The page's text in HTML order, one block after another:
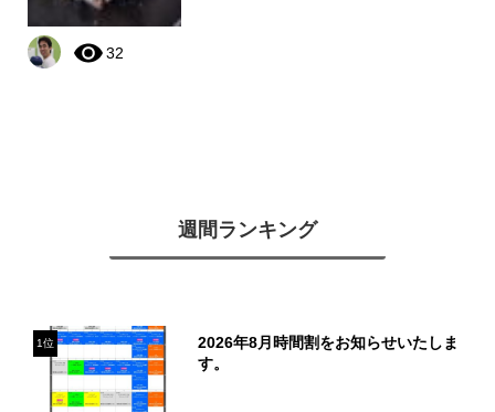
32
週間ランキング
1位
2026年8月時間割をお知らせいたしま
す。